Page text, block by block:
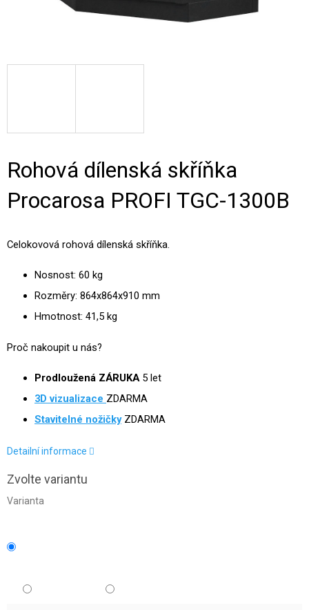
Rohová dílenská skříňka
Procarosa PROFI TGC-1300B
Celokovová rohová dílenská skříňka.
Nosnost: 60 kg
Rozměry: 864x864x910 mm
Hmotnost: 41,5 kg
Proč nakoupit u nás?
Prodloužená ZÁRUKA5 let
3D vizualizace ZDARMA
Stavitelné nožičkyZDARMA
Detailní informace
Zvolte variantu
Varianta